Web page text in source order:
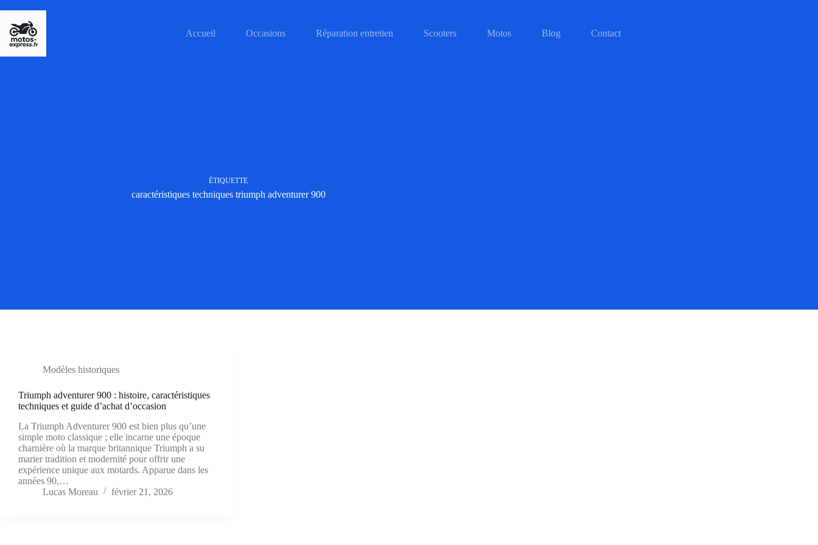
contenu
Accueil Occasions Réparation entretien Scooters Motos Blog Contact
ÉTIQUETTE
caractéristiques techniques triumph adventurer 900
Modèles historiques
Triumph adventurer 900 : histoire, caractéristiques
techniques et guide d’achat d’occasion
La Triumph Adventurer 900 est bien plus qu’une
simple moto classique ; elle incarne une époque
charnière où la marque britannique Triumph a su
marier tradition et modernité pour offrir une
expérience unique aux motards. Apparue dans les
années 90,…
Lucas Moreau
février 21, 2026